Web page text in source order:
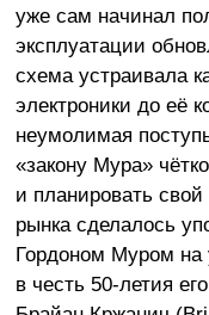
уже сам начинал
эксплуатации
схема устраивала
электроники до её
неумолимая
«закону Мура»
и планировать
рынка сделалось
Гордоном Муром на
в честь 50-летия